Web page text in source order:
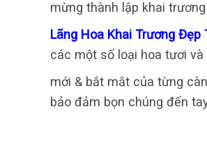
mừng thành lập khai
Lãng Hoa Khai Trương
các một số loại hoa tươi
mới & bắt mắt của từng
bảo đảm bọn chúng đến